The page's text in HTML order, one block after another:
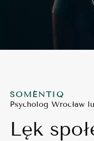
SOMÉNTIQ
Psycholog Wrocław
Lęk